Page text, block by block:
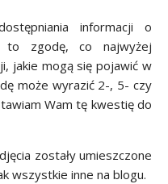
informacji o
to zgodę, co najwyżej
jakie mogą się pojawić w
może wyrazić 2-, 5- czy
Wam tę kwestię do
zostały umieszczone
wszystkie inne na blogu.